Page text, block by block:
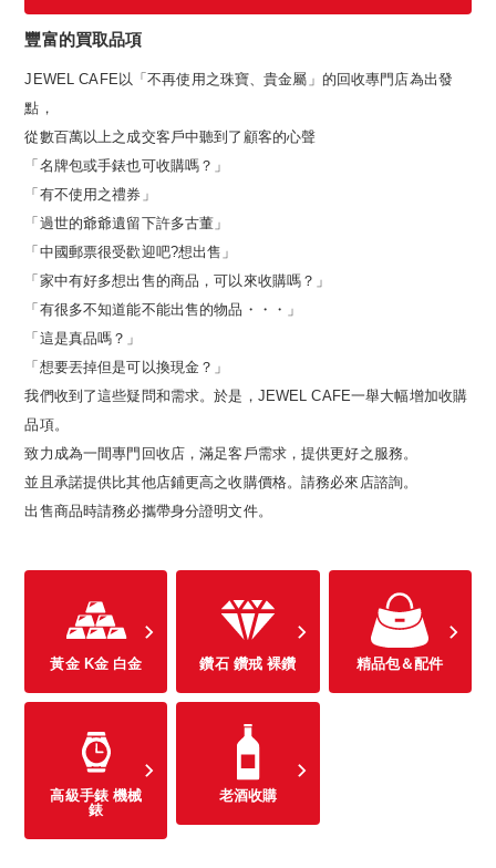
豐富的買取品項
JEWEL CAFE以「不再使用之珠寶、貴金屬」的回收專門店為出發
點，
從數百萬以上之成交客戶中聽到了顧客的心聲
「名牌包或手錶也可收購嗎？」
「有不使用之禮券」
「過世的爺爺遺留下許多古董」
「中國郵票很受歡迎吧?想出售」
「家中有好多想出售的商品，可以來收購嗎？」
「有很多不知道能不能出售的物品・・・」
「這是真品嗎？」
「想要丟掉但是可以換現金？」
我們收到了這些疑問和需求。於是，JEWEL CAFE一舉大幅增加收購
品項。
致力成為一間專門回收店，滿足客戶需求，提供更好之服務。
並且承諾提供比其他店鋪更高之收購價格。請務必來店諮詢。
出售商品時請務必攜帶身分證明文件。
黃金 K金 白金 鑽石 鑽戒 裸鑽 精品包＆配件
高級手錶 機械
錶
老酒收購